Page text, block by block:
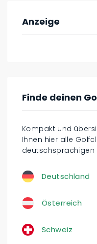
Anzeige
Finde deinen
Kompakt und
Ihnen hier alle
deutschsprachigen
Deutschland
Österreich
Schweiz